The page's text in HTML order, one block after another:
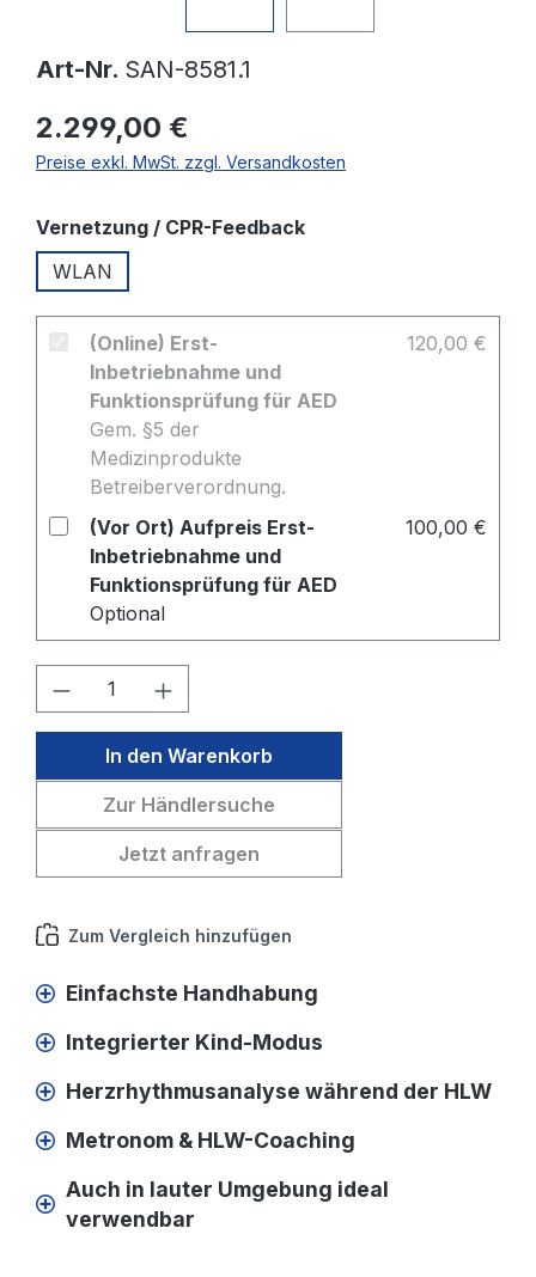
Art-Nr. SAN-8581.1
2.299,00 €
Preise exkl. MwSt. zzgl. Versandkosten
Vernetzung / CPR-Feedbackauswählen
WLAN
(Online) Erst-
Inbetriebnahme und
Funktionsprüfung für AED
Gem. §5 der
Medizinprodukte
Betreiberverordnung.
120,00 €
(Vor Ort) Aufpreis Erst-
Inbetriebnahme und
Funktionsprüfung für AED
Optional
100,00 €
Produkt Anzahl: Gib den
In den Warenkorb
Zur Händlersuche
Jetzt anfragen
Zum Vergleich hinzufügen
Einfachste Handhabung
Integrierter Kind-Modus
Herzrhythmusanalyse während der HLW
Metronom & HLW-Coaching
Auch in lauter Umgebung ideal
verwendbar